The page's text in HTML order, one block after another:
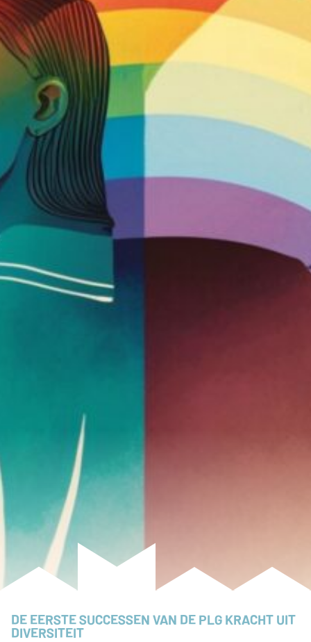
DE EERSTE SUCCESSEN VAN DE PLG KRACHT UIT
DIVERSITEIT